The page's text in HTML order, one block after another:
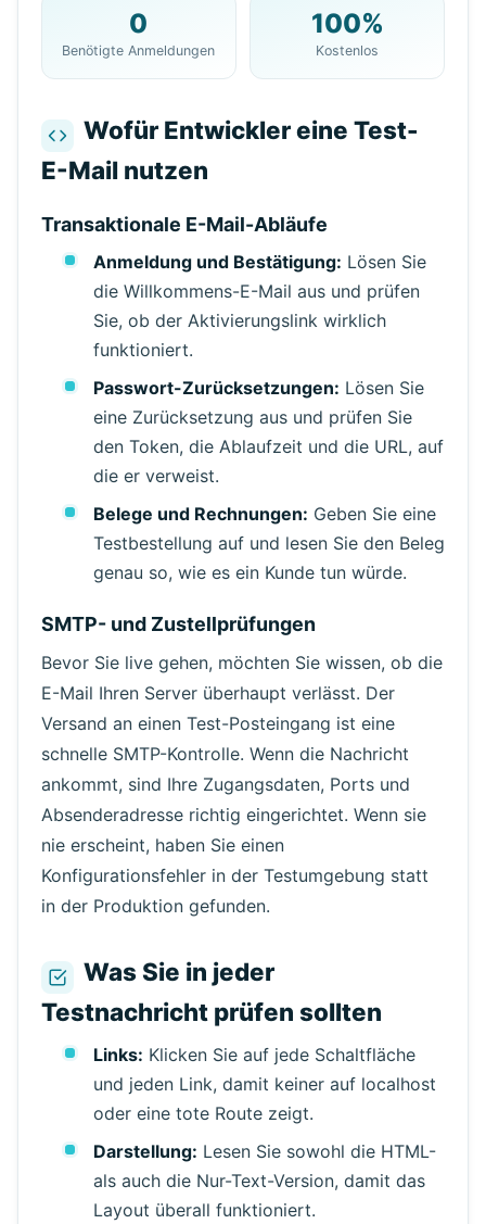
Kopieren
Warten auf eingehende E-Mails...
Aktualisieren
0
Benötigte Anmeldungen
100%
Kostenlos
Wofür Entwickler eine Test-
E-Mail nutzen
Transaktionale E-Mail-Abläufe
Anmeldung und Bestätigung: Lösen Sie
die Willkommens-E-Mail aus und prüfen
Sie, ob der Aktivierungslink wirklich
funktioniert.
Passwort-Zurücksetzungen: Lösen Sie
eine Zurücksetzung aus und prüfen Sie
den Token, die Ablaufzeit und die URL, auf
die er verweist.
Belege und Rechnungen: Geben Sie eine
Testbestellung auf und lesen Sie den Beleg
genau so, wie es ein Kunde tun würde.
SMTP- und Zustellprüfungen
Bevor Sie live gehen, möchten Sie wissen, ob die
E-Mail Ihren Server überhaupt verlässt. Der
Versand an einen Test-Posteingang ist eine
schnelle SMTP-Kontrolle. Wenn die Nachricht
ankommt, sind Ihre Zugangsdaten, Ports und
Absenderadresse richtig eingerichtet. Wenn sie
nie erscheint, haben Sie einen
Konfigurationsfehler in der Testumgebung statt
in der Produktion gefunden.
Was Sie in jeder
Testnachricht prüfen sollten
Links: Klicken Sie auf jede Schaltfläche
und jeden Link, damit keiner auf localhost
oder eine tote Route zeigt.
Darstellung: Lesen Sie sowohl die HTML-
als auch die Nur-Text-Version, damit das
Layout überall funktioniert.